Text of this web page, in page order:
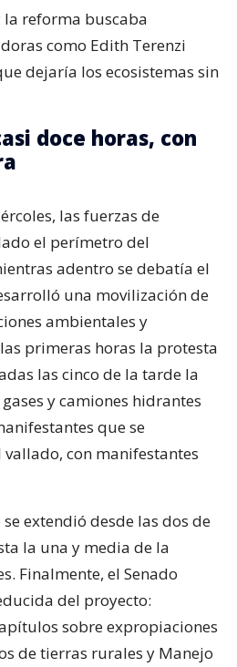
reforma buscaba
como Edith Terenzi
dejaría los ecosistemas sin
doce horas, con
las fuerzas de
el perímetro del
adentro se debatía el
una movilización de
ambientales y
primeras horas la protesta
las cinco de la tarde la
y camiones hidrantes
que se
con manifestantes
extendió desde las dos de
la una y media de la
Finalmente, el Senado
del proyecto:
sobre expropiaciones
de tierras rurales y Manejo